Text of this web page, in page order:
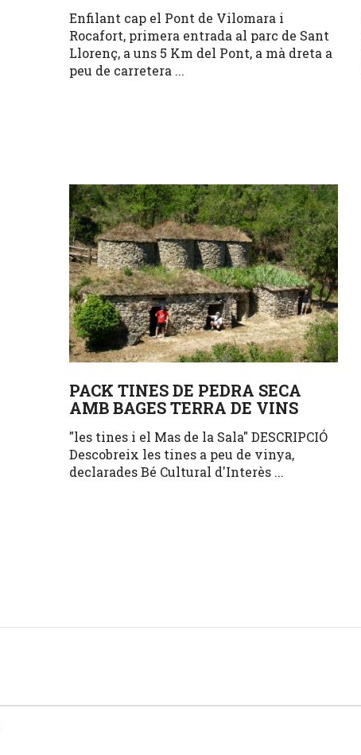
Enfilant cap el Pont de Vilomara i
Rocafort, primera entrada al parc de Sant
Llorenç, a uns 5 Km del Pont, a mà dreta a
peu de carretera ...
PACK TINES DE PEDRA SECA
AMB BAGES TERRA DE VINS
"les tines i el Mas de la Sala" DESCRIPCIÓ
Descobreix les tines a peu de vinya,
declarades Bé Cultural d'Interès ...